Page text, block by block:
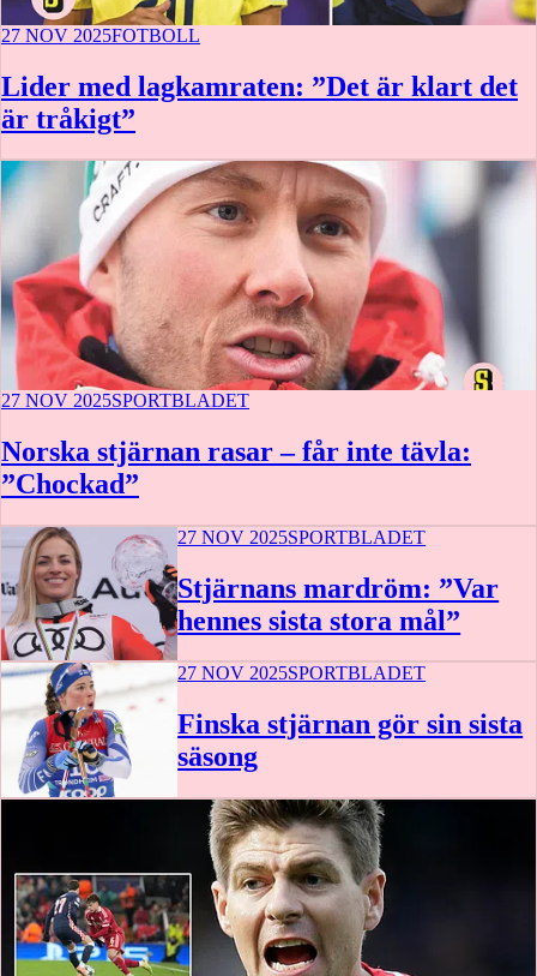
27 NOV 2025FOTBOLL
Lider med lagkamraten: ”Det är klart det
är tråkigt”
27 NOV 2025SPORTBLADET
Norska stjärnan rasar – får inte tävla:
”Chockad”
27 NOV 2025SPORTBLADET
Stjärnans mardröm: ”Var
hennes sista stora mål”
27 NOV 2025SPORTBLADET
Finska stjärnan gör sin sista
säsong